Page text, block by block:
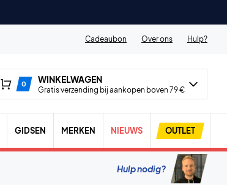
Cadeaubon Over ons Hulp?
0 WINKELWAGEN
Gratis verzending bij aankopen boven 79 €
GIDSEN MERKEN NIEUWS OUTLET
Hulp nodig?